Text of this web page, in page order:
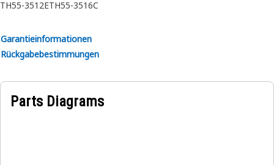
TH55-3512ETH55-3516C
Garantieinformationen
Rückgabebestimmungen
Parts Diagrams